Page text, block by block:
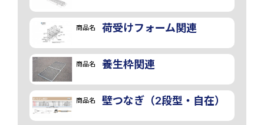
商品名 荷受けフォーム関連
商品名 養生枠関連
商品名 壁つなぎ（2段型・自在）